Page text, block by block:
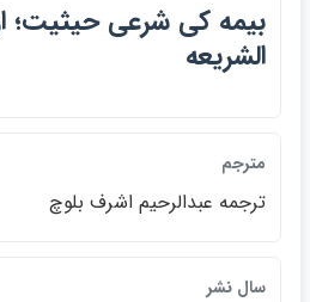
بيمه كي شرعي حيثيت؛
الشريعه
مترجم
ترجمه عبدالرحيم اشرف بلوچ
سال نشر